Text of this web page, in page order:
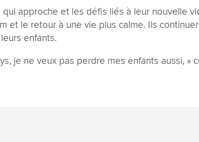
approche et les défis liés à leur nouvelle
et le retour à une vie plus calme. Ils
enfants.
je ne veux pas perdre mes enfants aussi, »